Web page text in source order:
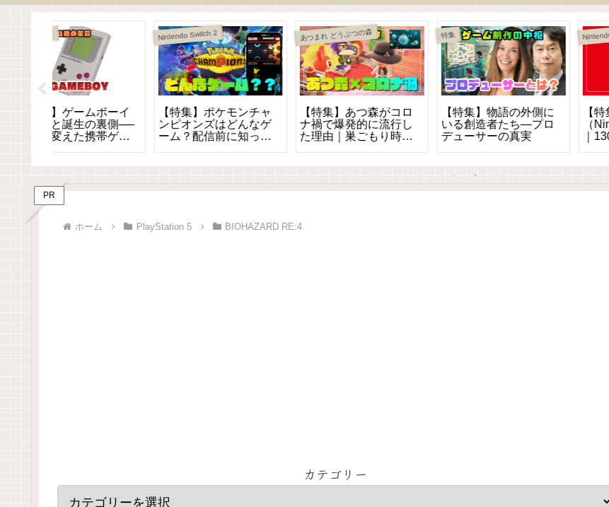
ド
【特集】ミレニアムの
衝撃——2000年、ゲー
ムはここから変わった
PlayStation 5
【特集】クリスマスに
家族やカップルで楽し
めるゲーム10選（現行
特集
【特集】1982年、ゲー
ムはまだ夢だった。―
熱狂と崩壊前夜の記録
特集
【特集】PlayStation
Vitaとは何だったのか？
──革新的すぎた携帯ゲ
PR
ホーム PlayStation 5 BIOHAZARD RE:4
カテゴリー